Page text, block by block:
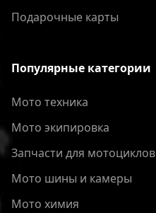
Подарочные карты
Популярные категории
Мото техника
Мото экипировка
Запчасти для мотоциклов
Мото шины и камеры
Мото химия